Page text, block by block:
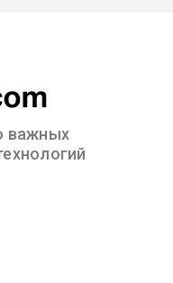
важных